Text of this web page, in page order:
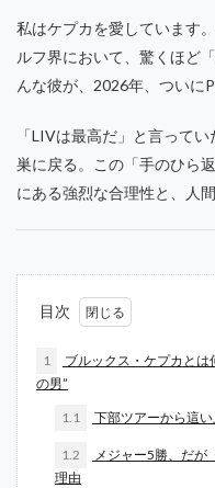
私はケプカを愛しています
ルフ界において、驚くほど
んな彼が、2026年、ついに
「LIVは最高だ」と言って
巣に戻る。この「手のひら
にある強烈な合理性と、人
目次
1
ブルックス・ケプカとは
の男”
1.1 下部ツアーから這
1.2
メジャー5勝、だが
理由